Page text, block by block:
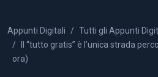
Appunti Digitali
Tutti gli Appunti
Il “tutto gratis” è l’unica strada
ora)